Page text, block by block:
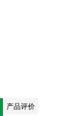
产品评价